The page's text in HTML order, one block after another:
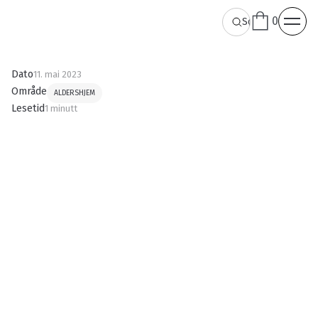
0
Dato11. mai 2023
Område ALDERSHJEM
Lesetid1 minutt